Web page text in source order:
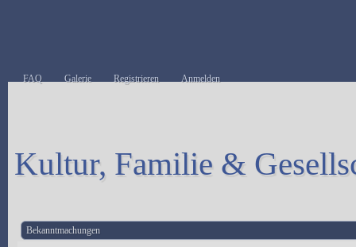
FAQ Galerie Registrieren Anmelden
Kultur, Familie &
Bekanntmachungen